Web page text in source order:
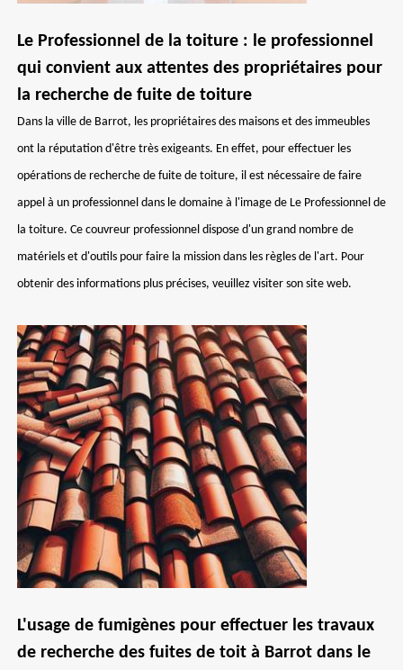
Le Professionnel de la toiture : le professionnel
qui convient aux attentes des propriétaires pour
la recherche de fuite de toiture
Dans la ville de Barrot, les propriétaires des maisons et des immeubles
ont la réputation d'être très exigeants. En effet, pour effectuer les
opérations de recherche de fuite de toiture, il est nécessaire de faire
appel à un professionnel dans le domaine à l'image de Le Professionnel de
la toiture. Ce couvreur professionnel dispose d'un grand nombre de
matériels et d'outils pour faire la mission dans les règles de l'art. Pour
obtenir des informations plus précises, veuillez visiter son site web.
L'usage de fumigènes pour effectuer les travaux
de recherche des fuites de toit à Barrot dans le